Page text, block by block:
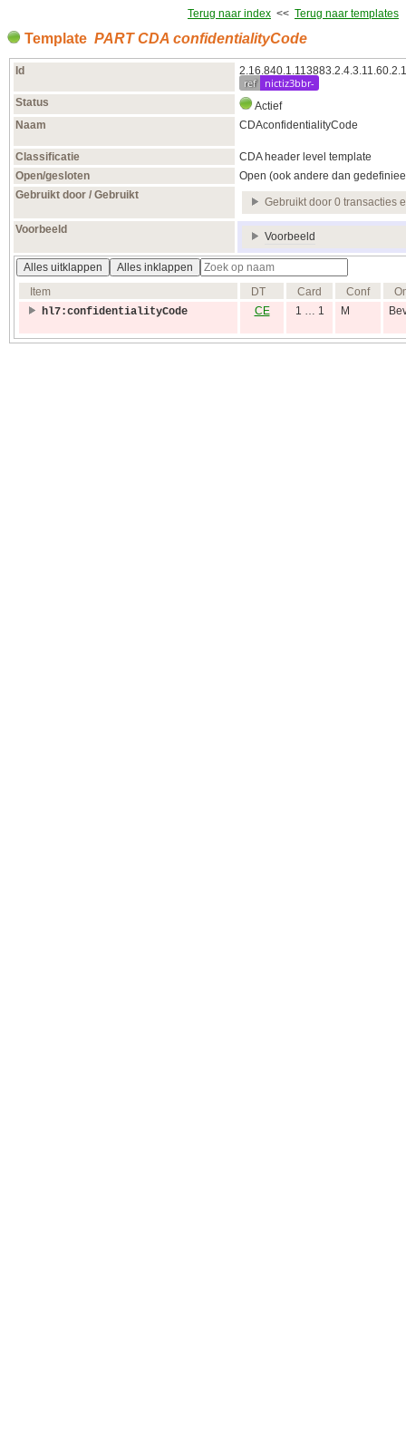
Terug naar index << Terug naar templates
Template PART CDA confidentialityCode
Id
ref nictiz3bbr-
Status
Actief
Naam
CDAconfidentialityCode
Classificatie
CDA header level template
Open/gesloten
Open (ook andere dan
Gebruikt door / Gebruikt
Gebruikt door 0 transacties
Voorbeeld
Voorbeeld
Alles uitklappen
Alles inklappen
Item
DT Card Conf
hl7:confidentialityCode
CE 1 … 1 M